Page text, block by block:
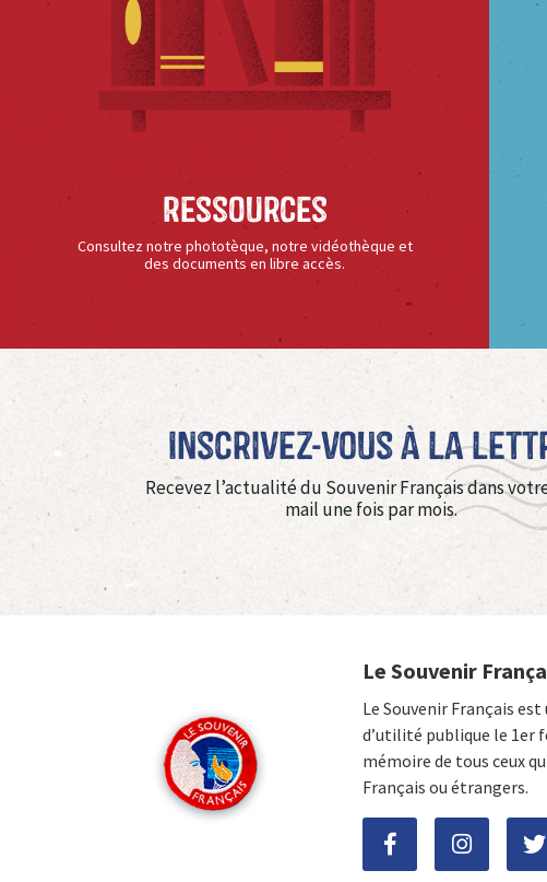
Ressources
Consultez notre phototèque, notre vidéothèque et
des documents en libre accès.
Inscrivez-vous à La
Recevez l’actualité du Souvenir Français dans
mail une fois par mois.
Le Souvenir
Le Souvenir Français
d’utilité publique le 1er
mémoire de tous ceux
Français ou étrangers.